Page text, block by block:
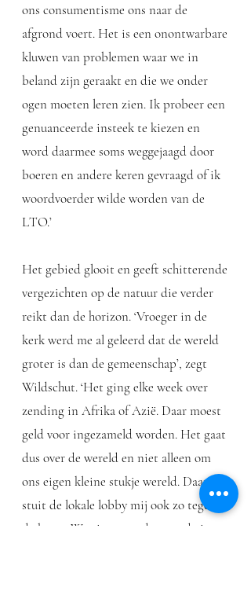
ons consumentisme ons naar de
afgrond voert. Het is een onontwarbare
kluwen van problemen waar we in
beland zijn geraakt en die we onder
ogen moeten leren zien. Ik probeer een
genuanceerde insteek te kiezen en
word daarmee soms weggejaagd door
boeren en andere keren gevraagd of ik
woordvoerder wilde worden van de
LTO.’
Het gebied glooit en geeft schitterende
vergezichten op de natuur die verder
reikt dan de horizon. ‘Vroeger in de
kerk werd me al geleerd dat de wereld
groter is dan de gemeenschap’, zegt
Wildschut. ‘Het ging elke week over
zending in Afrika of Azië. Daar moest
geld voor ingezameld worden. Het gaat
dus over de wereld en niet alleen om
ons eigen kleine stukje wereld. Daarom
stuit de lokale lobby mij ook zo tegen
de borst. We zitten op deze aarde in